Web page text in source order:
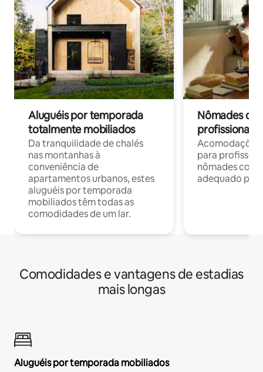
Aluguéis por temporada
totalmente mobiliados
Da tranquilidade de chalés
nas montanhas à
conveniência de
apartamentos urbanos, estes
aluguéis por temporada
mobiliados têm todas as
comodidades de um lar.
Nômades
profissionais
para
nômades com
adequado
Comodidades e vantagens de estadias
mais longas
Aluguéis por temporada mobiliados